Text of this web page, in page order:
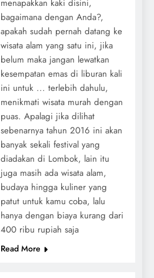
menapakkan kaki disini,
bagaimana dengan Anda?,
apakah sudah pernah datang ke
wisata alam yang satu ini, jika
belum maka jangan lewatkan
kesempatan emas di liburan kali
ini untuk ... terlebih dahulu,
menikmati wisata murah dengan
puas. Apalagi jika dilihat
sebenarnya tahun 2016 ini akan
banyak sekali festival yang
diadakan di Lombok, lain itu
juga masih ada wisata alam,
budaya hingga kuliner yang
patut untuk kamu coba, lalu
hanya dengan biaya kurang dari
400 ribu rupiah saja
Read More